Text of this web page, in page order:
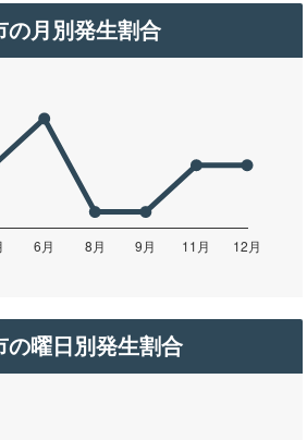
の月別発生割合
の曜日別発生割合